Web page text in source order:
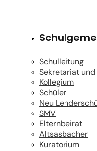
Schulleitung
Sekretariat
Kollegium
Schüler
Neu
SMV
Elternbeirat
Altsasbacher
Kuratorium